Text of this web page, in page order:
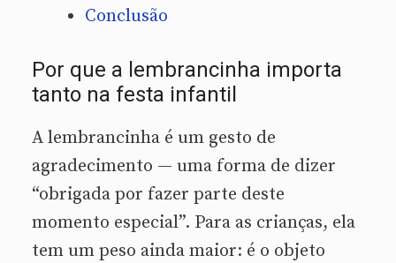
Conclusão
Por que a lembrancinha importa
tanto na festa infantil
A lembrancinha é um gesto de
agradecimento — uma forma de dizer
“obrigada por fazer parte deste
momento especial”. Para as crianças, ela
tem um peso ainda maior: é o objeto